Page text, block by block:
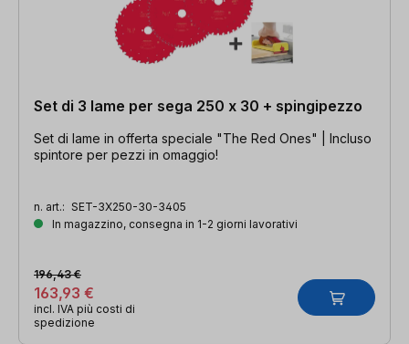
Set di 3 lame per sega 250 x 30 + spingipezzo
Set di lame in offerta speciale "The Red Ones" | Incluso
spintore per pezzi in omaggio!
n. art.: SET-3X250-30-3405
In magazzino, consegna in 1-2 giorni lavorativi
163,93 €
196,43 €
incl. IVA più costi di
spedizione